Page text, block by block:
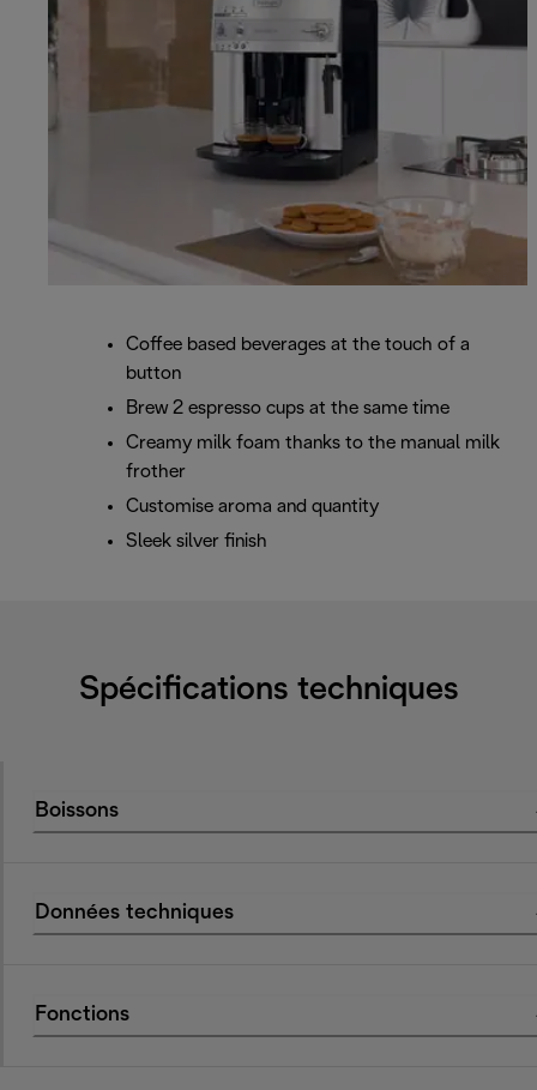
Coffee based beverages at the touch of a
button
Brew 2 espresso cups at the same time
Creamy milk foam thanks to the manual milk
frother
Customise aroma and quantity
Sleek silver finish
Spécifications techniques
Boissons
Données techniques
Fonctions